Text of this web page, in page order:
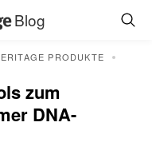
Blog
PRODUKTE
zum
DNA-